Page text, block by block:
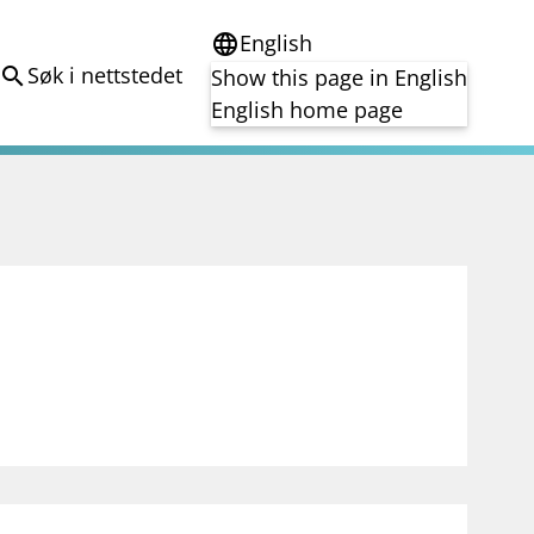
search Søk i nettstedet
languageEnglish
Show this page in English
English home page